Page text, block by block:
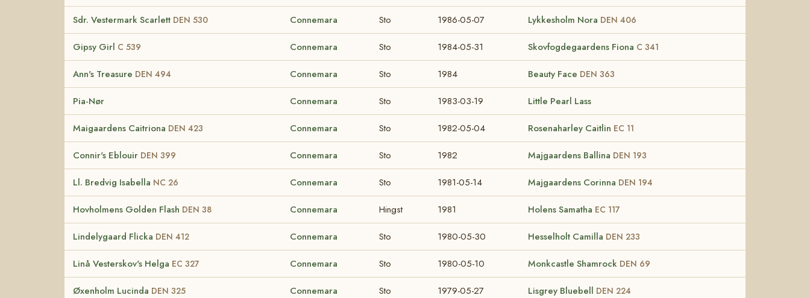
Sdr. Vestermark Scarlett DEN 530 Connemara Sto 1986-05-07 Lykkesholm Nora DEN 406
Gipsy Girl C 539 Connemara Sto 1984-05-31 Skovfogdegaardens Fiona C 341
Ann's Treasure DEN 494 Connemara Sto 1984 Beauty Face DEN 363
Pia-Nør Connemara Sto 1983-03-19 Little Pearl Lass
Maigaardens Caitriona DEN 423 Connemara Sto 1982-05-04 Rosenaharley Caitlin EC 11
Connir's Eblouir DEN 399 Connemara Sto 1982 Majgaardens Ballina DEN 193
Ll. Bredvig Isabella NC 26 Connemara Sto 1981-05-14 Majgaardens Corinna DEN 194
Hovholmens Golden Flash DEN 38 Connemara Hingst 1981 Holens Samatha EC 117
Lindelygaard Flicka DEN 412 Connemara Sto 1980-05-30 Hesselholt Camilla DEN 233
Linå Vesterskov's Helga EC 327 Connemara Sto 1980-05-10 Monkcastle Shamrock DEN 69
Øxenholm Lucinda DEN 325 Connemara Sto 1979-05-27 Lisgrey Bluebell DEN 224